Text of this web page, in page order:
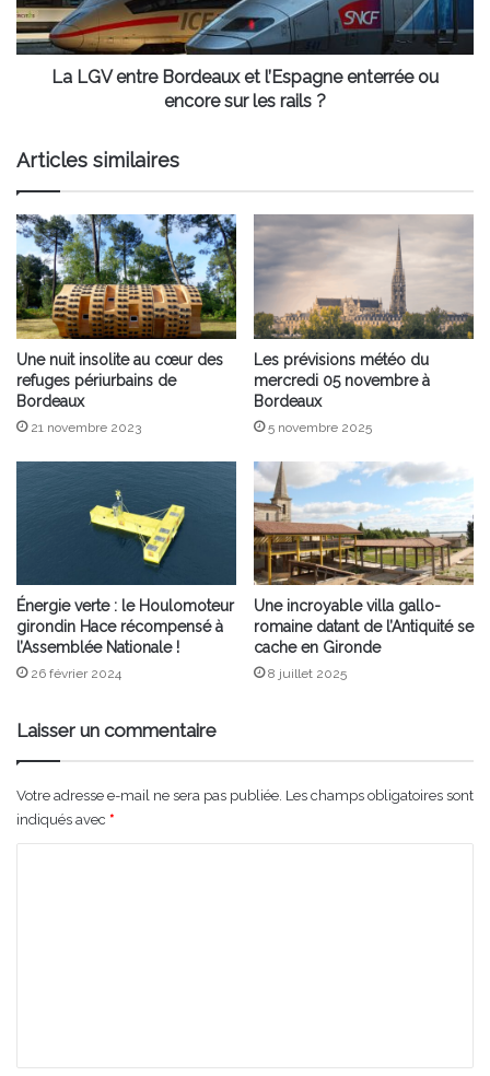
enterrée
ou
encore
La LGV entre Bordeaux et l’Espagne enterrée ou
encore sur les rails ?
Articles similaires
Une nuit insolite au cœur des
refuges périurbains de
Bordeaux
21 novembre 2023
Les prévisions météo du
mercredi 05 novembre à
Bordeaux
5 novembre 2025
Énergie verte : le Houlomoteur
girondin Hace récompensé à
l’Assemblée Nationale !
26 février 2024
Une incroyable villa gallo-
romaine datant de l’Antiquité se
cache en Gironde
8 juillet 2025
Laisser un commentaire
Votre adresse e-mail ne sera pas publiée. Les champs obligatoires sont
indiqués avec *